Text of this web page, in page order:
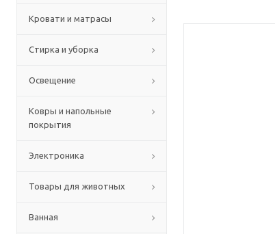
Кровати и матрасы
Стирка и уборка
Освещение
Ковры и напольные
покрытия
Электроника
Товары для животных
Ванная